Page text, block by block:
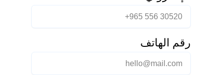
رقم الهاتف